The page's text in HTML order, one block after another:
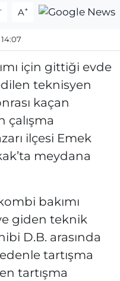
- A+
için gittiği evde
teknisyen
kaçan
çalışma
ilçesi Emek
meydana
bakımı
giden teknik
D.B. arasında
tartışma
tartışma